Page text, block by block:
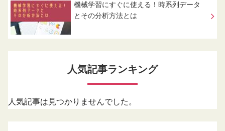
機械学習にすぐに使える！時系列データ
とその分析方法とは
人気記事ランキング
人気記事は見つかりませんでした。